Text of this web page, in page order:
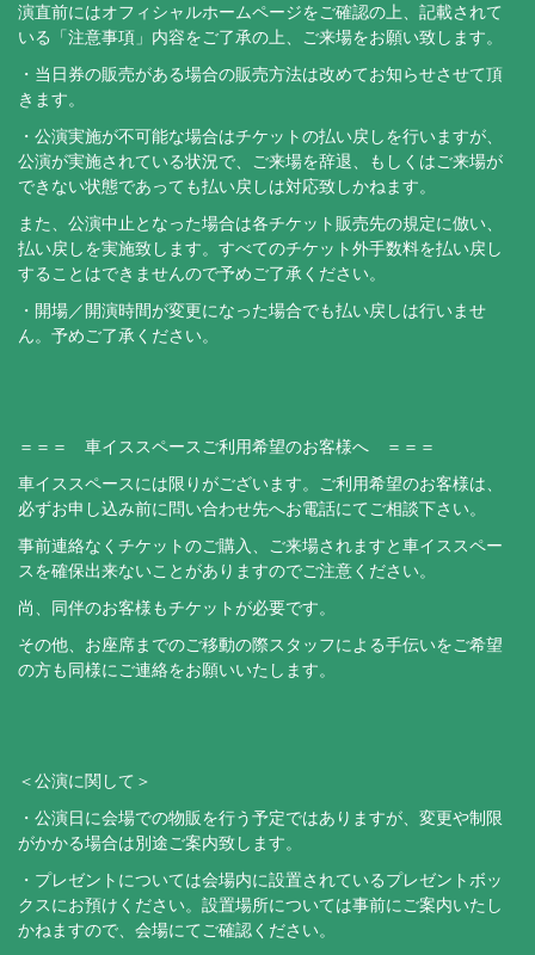
演直前にはオフィシャルホームページをご確認の上、記載されて
いる「注意事項」内容をご了承の上、ご来場をお願い致します。
・当日券の販売がある場合の販売方法は改めてお知らせさせて頂
きます。
・公演実施が不可能な場合はチケットの払い戻しを行いますが、
公演が実施されている状況で、ご来場を辞退、もしくはご来場が
できない状態であっても払い戻しは対応致しかねます。
また、公演中止となった場合は各チケット販売先の規定に倣い、
払い戻しを実施致します。すべてのチケット外手数料を払い戻し
することはできませんので予めご了承ください。
・開場／開演時間が変更になった場合でも払い戻しは行いませ
ん。予めご了承ください。
＝＝＝ 車イススペースご利用希望のお客様へ ＝＝＝
車イススペースには限りがございます。ご利用希望のお客様は、
必ずお申し込み前に問い合わせ先へお電話にてご相談下さい。
事前連絡なくチケットのご購入、ご来場されますと車イススペー
スを確保出来ないことがありますのでご注意ください。
尚、同伴のお客様もチケットが必要です。
その他、お座席までのご移動の際スタッフによる手伝いをご希望
の方も同様にご連絡をお願いいたします。
＜公演に関して＞
・公演日に会場での物販を行う予定ではありますが、変更や制限
がかかる場合は別途ご案内致します。
・プレゼントについては会場内に設置されているプレゼントボッ
クスにお預けください。設置場所については事前にご案内いたし
かねますので、会場にてご確認ください。